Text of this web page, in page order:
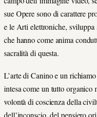
sue Opere sono di carattere
e le Arti elettroniche, sviluppa
che hanno come anima
sacralità di questa.
L’arte di Canino e un
intesa come un tutto organico
volontà di coscienza della
dell’inconscio, del pensiero